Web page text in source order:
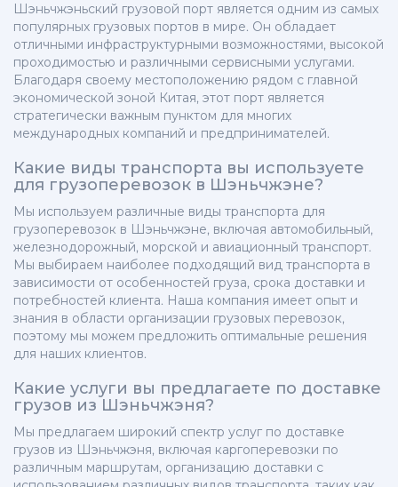
Шэньчжэньский грузовой порт является одним из самых
популярных грузовых портов в мире. Он обладает
отличными инфраструктурными возможностями, высокой
проходимостью и различными сервисными услугами.
Благодаря своему местоположению рядом с главной
экономической зоной Китая, этот порт является
стратегически важным пунктом для многих
международных компаний и предпринимателей.
Какие виды транспорта вы используете
для грузоперевозок в Шэньчжэне?
Мы используем различные виды транспорта для
грузоперевозок в Шэньчжэне, включая автомобильный,
железнодорожный, морской и авиационный транспорт.
Мы выбираем наиболее подходящий вид транспорта в
зависимости от особенностей груза, срока доставки и
потребностей клиента. Наша компания имеет опыт и
знания в области организации грузовых перевозок,
поэтому мы можем предложить оптимальные решения
для наших клиентов.
Какие услуги вы предлагаете по доставке
грузов из Шэньчжэня?
Мы предлагаем широкий спектр услуг по доставке
грузов из Шэньчжэня, включая каргоперевозки по
различным маршрутам, организацию доставки с